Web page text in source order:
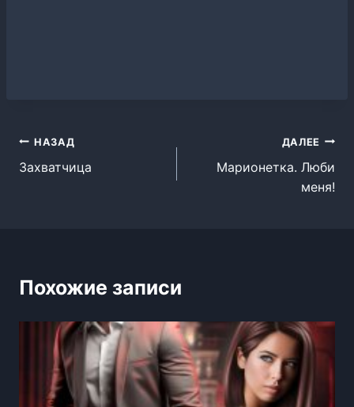
Навигация
по
НАЗАД
Захватчица
ДАЛЕЕ
Марионетка. Люби
меня!
Похожие записи